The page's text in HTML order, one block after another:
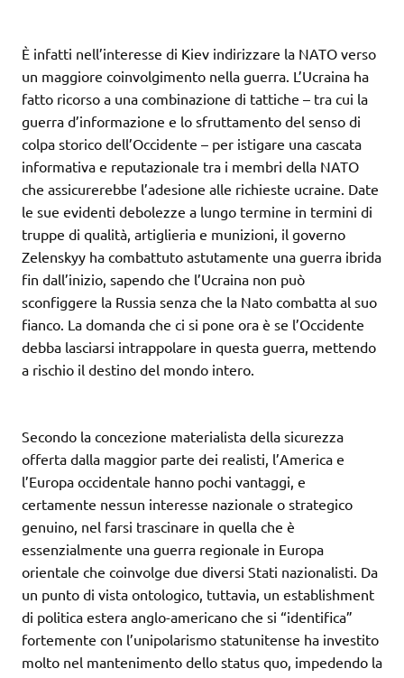
È infatti nell’interesse di Kiev indirizzare la NATO verso
un maggiore coinvolgimento nella guerra. L’Ucraina ha
fatto ricorso a una combinazione di tattiche – tra cui la
guerra d’informazione e lo sfruttamento del senso di
colpa storico dell’Occidente – per istigare una cascata
informativa e reputazionale tra i membri della NATO
che assicurerebbe l’adesione alle richieste ucraine. Date
le sue evidenti debolezze a lungo termine in termini di
truppe di qualità, artiglieria e munizioni, il governo
Zelenskyy ha combattuto astutamente una guerra ibrida
fin dall’inizio, sapendo che l’Ucraina non può
sconfiggere la Russia senza che la Nato combatta al suo
fianco. La domanda che ci si pone ora è se l’Occidente
debba lasciarsi intrappolare in questa guerra, mettendo
a rischio il destino del mondo intero.
Secondo la concezione materialista della sicurezza
offerta dalla maggior parte dei realisti, l’America e
l’Europa occidentale hanno pochi vantaggi, e
certamente nessun interesse nazionale o strategico
genuino, nel farsi trascinare in quella che è
essenzialmente una guerra regionale in Europa
orientale che coinvolge due diversi Stati nazionalisti. Da
un punto di vista ontologico, tuttavia, un establishment
di politica estera anglo-americano che si “identifica”
fortemente con l’unipolarismo statunitense ha investito
molto nel mantenimento dello status quo, impedendo la